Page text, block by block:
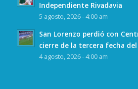
Independiente Rivadavia
5 agosto, 2026 - 4:00 am
San Lorenzo perdió con
cierre de la tercera fecha del
4 agosto, 2026 - 4:00 am